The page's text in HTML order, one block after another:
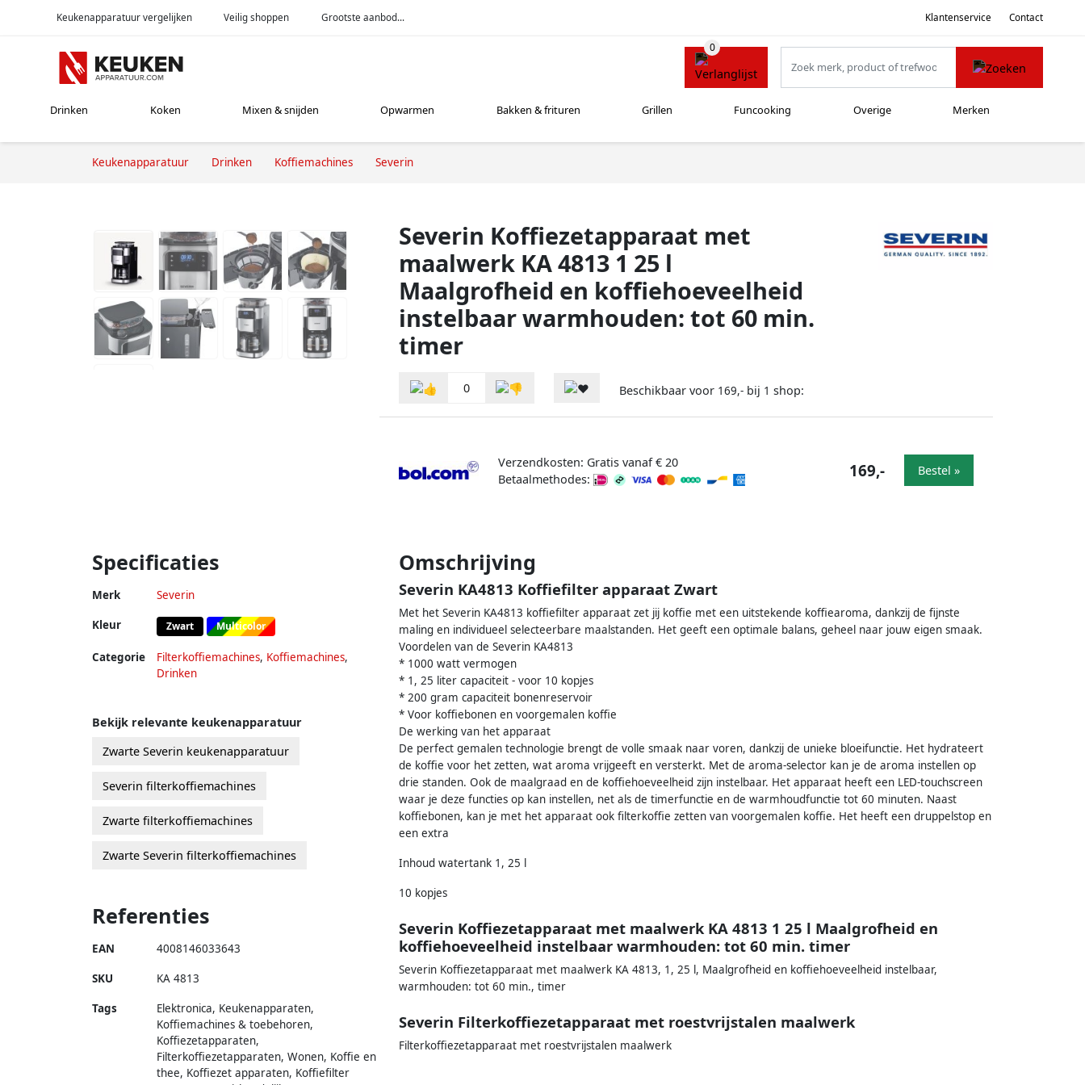
Keukenapparatuur vergelijken Veilig shoppen Grootste aanbod... Klantenservice Contact
Drinken Koken Mixen & snijden Opwarmen Bakken & frituren Grillen Funcooking Overige Merken
Keukenapparatuur Drinken Koffiemachines Severin
Severin Koffiezetapparaat met
maalwerk KA 4813 1 25 l
Maalgrofheid en koffiehoeveelheid
instelbaar warmhouden: tot 60 min.
timer
0 Beschikbaar voor 169,- bij 1 shop:
Verzendkosten: Gratis vanaf € 20
Betaalmethodes:
169,- Bestel »
Specificaties
Merk Severin
Kleur Zwart Multicolor
Categorie Filterkoffiemachines, Koffiemachines,
Drinken
Omschrijving
Severin KA4813 Koffiefilter apparaat Zwart
Met het Severin KA4813 koffiefilter apparaat zet jij koffie met een uitstekende koffiearoma, dankzij de fijnste
maling en individueel selecteerbare maalstanden. Het geeft een optimale balans, geheel naar jouw eigen smaak.
Voordelen van de Severin KA4813
* 1000 watt vermogen
* 1, 25 liter capaciteit - voor 10 kopjes
* 200 gram capaciteit bonenreservoir
* Voor koffiebonen en voorgemalen koffie
De werking van het apparaat
De perfect gemalen technologie brengt de volle smaak naar voren, dankzij de unieke bloeifunctie. Het hydrateert
de koffie voor het zetten, wat aroma vrijgeeft en versterkt. Met de aroma-selector kan je de aroma instellen op
drie standen. Ook de maalgraad en de koffiehoeveelheid zijn instelbaar. Het apparaat heeft een LED-touchscreen
waar je deze functies op kan instellen, net als de timerfunctie en de warmhoudfunctie tot 60 minuten. Naast
koffiebonen, kan je met het apparaat ook filterkoffie zetten van voorgemalen koffie. Het heeft een druppelstop en
een extra
Inhoud watertank 1, 25 l
10 kopjes
Severin Koffiezetapparaat met maalwerk KA 4813 1 25 l Maalgrofheid en
koffiehoeveelheid instelbaar warmhouden: tot 60 min. timer
Severin Koffiezetapparaat met maalwerk KA 4813, 1, 25 l, Maalgrofheid en koffiehoeveelheid instelbaar,
warmhouden: tot 60 min., timer
Severin Filterkoffiezetapparaat met roestvrijstalen maalwerk
Filterkoffiezetapparaat met roestvrijstalen maalwerk
Bekijk relevante keukenapparatuur
Zwarte Severin keukenapparatuur
Severin filterkoffiemachines
Zwarte filterkoffiemachines
Zwarte Severin filterkoffiemachines
Referenties
EAN 4008146033643
SKU KA 4813
Tags
Elektronica, Keukenapparaten,
Koffiemachines & toebehoren,
Koffiezetapparaten,
Filterkoffiezetapparaten, Wonen, Koffie en
thee, Koffiezet apparaten, Koffiefilter